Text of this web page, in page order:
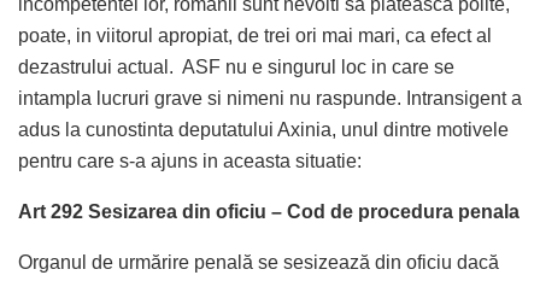
poate, in viitorul apropiat, de trei ori mai mari, ca efect al
dezastrului actual. ASF nu e singurul loc in care se
intampla lucruri grave si nimeni nu raspunde. Intransigent a
adus la cunostinta deputatului Axinia, unul dintre motivele
pentru care s-a ajuns in aceasta situatie:
Art 292 Sesizarea din oficiu – Cod de procedura penala
Organul de urmărire penală se sesizează din oficiu dacă